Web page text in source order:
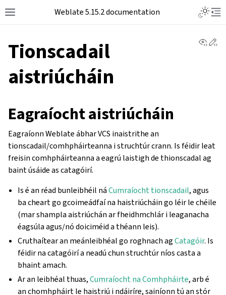
Weblate 5.15.2 documentation
Tionscadail
aistriúcháin
Eagraíocht aistriúcháin
Eagraíonn Weblate ábhar VCS inaistrithe an
tionscadail/comhpháirteanna i struchtúr crann. Is féidir leat
freisin comhpháirteanna a eagrú laistigh de thionscadal ag
baint úsáide as catagóirí.
Is é an réad bunleibhéil náCumraíocht tionscadail, agus
ba cheart go gcoimeádfaí na haistriúcháin go léir le chéile
(mar shampla aistriúchán ar fheidhmchlár i leaganacha
éagsúla agus/nó doiciméid a théann leis).
Cruthaítear an meánleibhéal go roghnach agCatagóir. Is
féidir na catagóirí a neadú chun struchtúr níos casta a
bhaint amach.
Ar an leibhéal thuas,Cumraíocht na Comhpháirte, arb é
an chomhpháirt le haistriú i ndáiríre, sainíonn tú an stór